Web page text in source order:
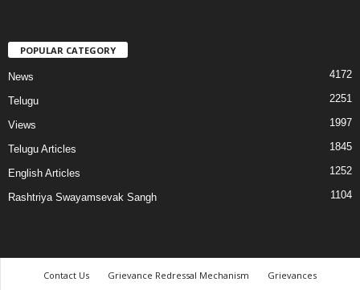
POPULAR CATEGORY
News 4172
Telugu 2251
Views 1997
Telugu Articles 1845
English Articles 1252
Rashtriya Swayamsevak Sangh 1104
Contact Us Grievance Redressal Mechanism Grievances